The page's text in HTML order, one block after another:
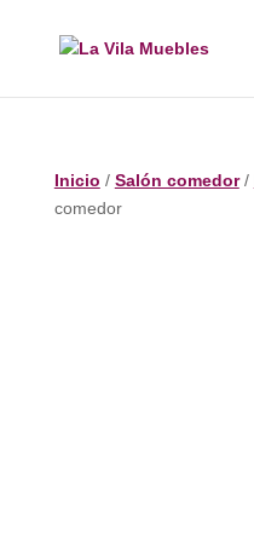
Inicio / Salón comedor/
comedor